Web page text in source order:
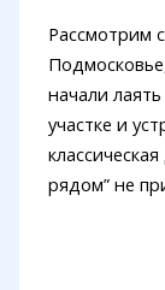
Рассмотрим
начали
участке и
рядом” не